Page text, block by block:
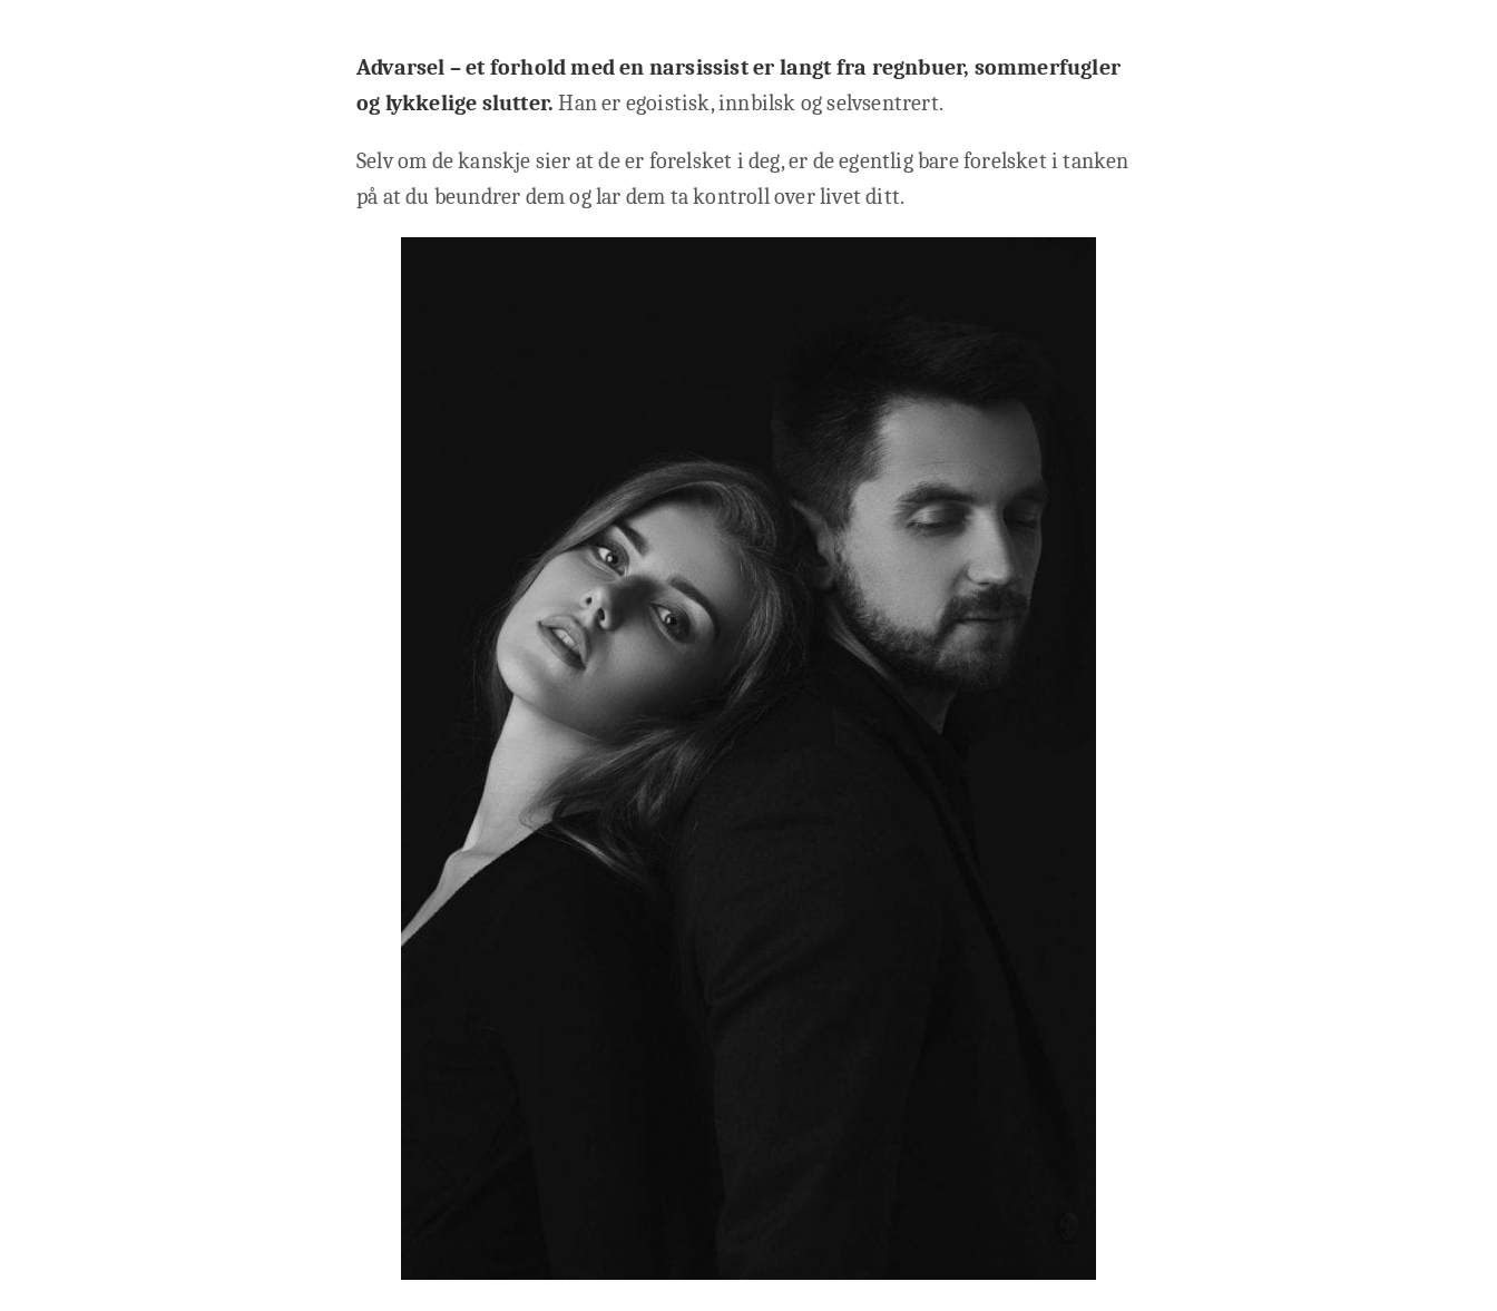
Advarsel – et forhold med en narsissist er langt fra regnbuer, sommerfugler
og lykkelige slutter.Han er egoistisk, innbilsk og selvsentrert.
Selv om de kanskje sier at de er forelsket i deg, er de egentlig bare forelsket i tanken
på at du beundrer dem og lar dem ta kontroll over livet ditt.